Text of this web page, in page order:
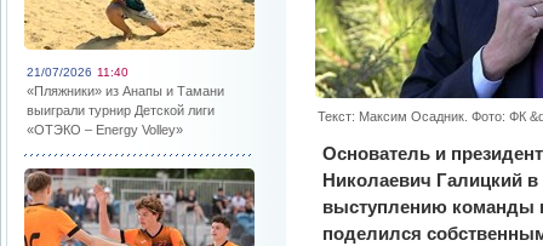
21/07/2026 11:40
«Пляжники» из Анапы и Тамани
выиграли турнир Детской лиги
«ОТЭКО – Energy Volley»
Текст: Максим Осадник. Фото: ФК
Основатель и
Николаевич Галицкий
выступлению команды
поделился